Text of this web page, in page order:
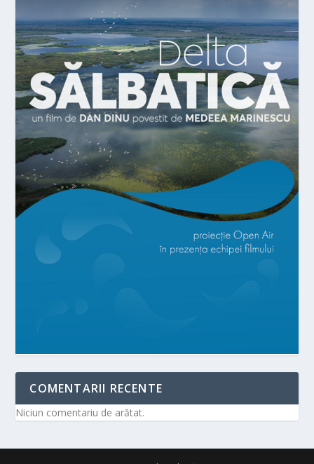
COMENTARII RECENTE
Niciun comentariu de arătat.